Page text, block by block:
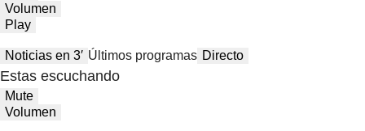
Volumen
Play
Noticias en 3′ Últimos programas Directo
Estas escuchando
Mute
Volumen